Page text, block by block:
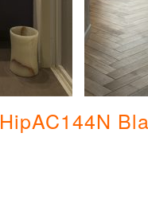
HipAC144N